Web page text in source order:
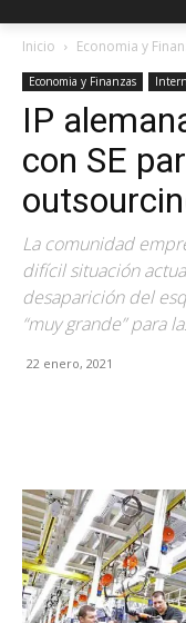
Inicio Economia y
Economia y Finanzas
IP
con SE
La comunidad
difícil situación
desaparición del
“muy grande” para
22 enero, 2021